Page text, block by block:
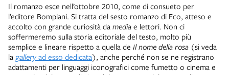
Il romanzo esce nell’ottobre 2010, come di consueto per
l’editore Bompiani. Si tratta del sesto romanzo di Eco, atteso e
accolto con grande curiosità da media e lettori. Non ci
soffermeremo sulla storia editoriale del testo, molto più
semplice e lineare rispetto a quella de Il nome della rosa (si veda
la galleryad esso dedicata), anche perché non se ne registrano
adattamenti per linguaggi iconografici come fumetto o cinema e